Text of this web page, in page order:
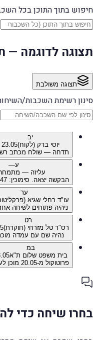
חיפוש בתוך התוכן בכל
תצוגה לדוגמה — תיק
תצוגה משולבת
סינון רשימת השכבות/
יב
יוסי ברק (לקוח)23.05
תדחה — שולח מכתב
ע—
עליזה —
הבקשה יצאה. סימוכין: BRAK-2026-447.
ער
עו"ד רחלי שגיא
ניהיה פתוחים לשיחה
רט
רס"ר טל מזרחי (חוקרת)
נהיה שם עם עמדה
במ
בית משפט שלום ת"א
פרוטוקול מ-20.05 מוכן לעיון.
בחרו שיחה כדי